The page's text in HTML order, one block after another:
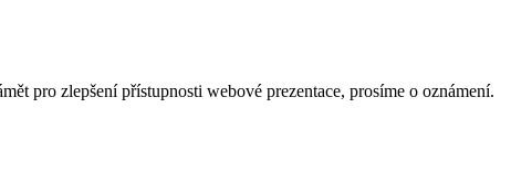
pro zlepšení přístupnosti webové prezentace, prosíme o oznámení.